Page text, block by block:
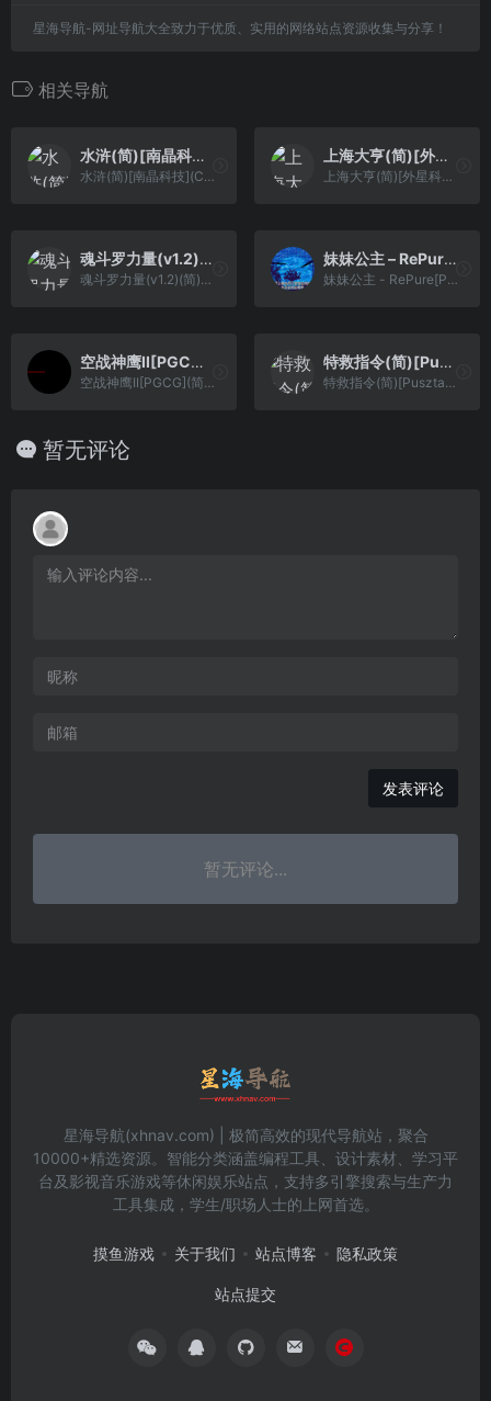
星海导航-网址导航大全致力于优质、实用的网络站点资源收集与分享！
相关导航
水浒(简)[南晶科技](CN)[SLG](8Mb)
水浒(简)[南晶科技](CN)[SLG](8Mb)
上海大亨(简)[外星科技](CN)[TAB](4Mb)
上海大亨(简)[外星科技](CN)[TAB](4Mb)
魂斗罗力量(v1.2)(简)[DMG](US)[ACT](4Mb)
魂斗罗力量(v1.2)(简)[DMG](US)[ACT](4Mb)
妹妹公主 – RePure[PGCG](繁)(JP)(64Mb)
妹妹公主 - RePure[PGCG](繁)(JP)(64Mb)
空战神鹰II[PGCG](简)(JP)(32Mb)
空战神鹰II[PGCG](简)(JP)(32Mb)
特救指令(简)[Puszta](JP)[ACT](2Mb)
特救指令(简)[Puszta](JP)[ACT](2Mb)
暂无评论
发表评论
暂无评论...
星海导航(xhnav.com) | 极简高效的现代导航站，聚合
10000+精选资源。智能分类涵盖编程工具、设计素材、学习平
台及影视音乐游戏等休闲娱乐站点，支持多引擎搜索与生产力
工具集成，学生/职场人士的上网首选。
摸鱼游戏 关于我们 站点博客 隐私政策
站点提交